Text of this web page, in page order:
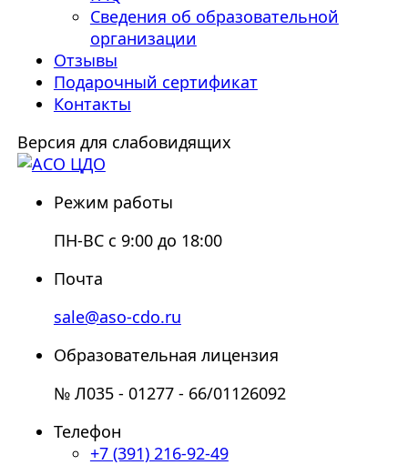
Сведения об образовательной
организации
Отзывы
Подарочный сертификат
Контакты
Версия для слабовидящих
Режим работы
ПН-ВС с 9:00 до 18:00
Почта
sale@aso-cdo.ru
Образовательная лицензия
№ Л035 - 01277 - 66/01126092
Телефон
+7 (391) 216-92-49